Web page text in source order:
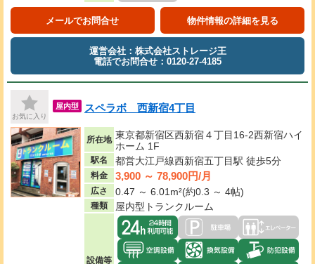
メールでお問合せ 物件情報の詳細を見る
運営会社：株式会社ストレージ王
電話でお問合せ：0120-27-4185
お気に入り
屋内型 スペラボ 西新宿4丁目
所在地 東京都新宿区西新宿４丁目16-2西新宿ハイ
ホーム 1F
駅名 都営大江戸線西新宿五丁目駅 徒歩5分
料金 3,900 ～ 78,900円/月
広さ 0.47 ～ 6.01m²(約0.3 ～ 4帖)
種類 屋内型トランクルーム
設備等